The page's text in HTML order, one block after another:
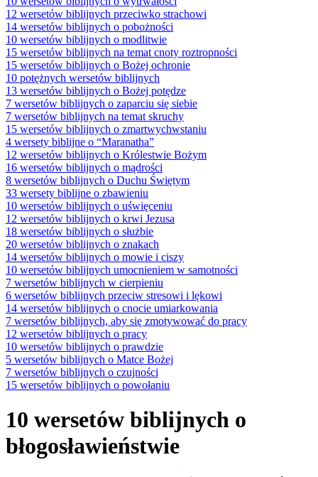
12 wersetów biblijnych przeciwko strachowi
14 wersetów biblijnych o pobożności
10 wersetów biblijnych o modlitwie
15 wersetów biblijnych na temat cnoty roztropności
15 wersetów biblijnych o Bożej ochronie
10 potężnych wersetów biblijnych
13 wersetów biblijnych o Bożej potędze
7 wersetów biblijnych o zaparciu się siebie
7 wersetów biblijnych na temat skruchy
15 wersetów biblijnych o zmartwychwstaniu
4 wersety biblijne o “Maranatha”
12 wersetów biblijnych o Królestwie Bożym
16 wersetów biblijnych o mądrości
8 wersetów biblijnych o Duchu Świętym
33 wersety biblijne o zbawieniu
10 wersetów biblijnych o uświęceniu
12 wersetów biblijnych o krwi Jezusa
18 wersetów biblijnych o służbie
20 wersetów biblijnych o znakach
14 wersetów biblijnych o mowie i ciszy
10 wersetów biblijnych umocnieniem w samotności
7 wersetów biblijnych w cierpieniu
6 wersetów biblijnych przeciw stresowi i lękowi
14 wersetów biblijnych o cnocie umiarkowania
7 wersetów biblijnych, aby się zmotywować do pracy
12 wersetów biblijnych o pracy
10 wersetów biblijnych o prawdzie
5 wersetów biblijnych o Matce Bożej
7 wersetów biblijnych o czujności
15 wersetów biblijnych o powołaniu
10 wersetów biblijnych o
błogosławieństwie